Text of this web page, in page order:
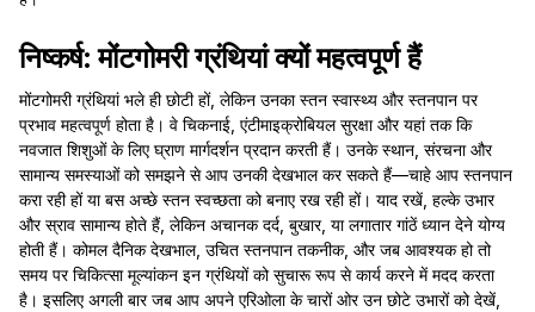
निष्कर्ष: मोंटगोमरी ग्रंथियां क्यों महत्वपूर्ण हैं
मोंटगोमरी ग्रंथियां भले ही छोटी हों, लेकिन उनका स्तन स्वास्थ्य और स्तनपान पर
प्रभाव महत्वपूर्ण होता है। वे चिकनाई, एंटीमाइक्रोबियल सुरक्षा और यहां तक कि
नवजात शिशुओं के लिए घ्राण मार्गदर्शन प्रदान करती हैं। उनके स्थान, संरचना और
सामान्य समस्याओं को समझने से आप उनकी देखभाल कर सकते हैं—चाहे आप स्तनपान
करा रही हों या बस अच्छे स्तन स्वच्छता को बनाए रख रही हों। याद रखें, हल्के उभार
और स्राव सामान्य होते हैं, लेकिन अचानक दर्द, बुखार, या लगातार गांठें ध्यान देने योग्य
होती हैं। कोमल दैनिक देखभाल, उचित स्तनपान तकनीक, और जब आवश्यक हो तो
समय पर चिकित्सा मूल्यांकन इन ग्रंथियों को सुचारू रूप से कार्य करने में मदद करता
है। इसलिए अगली बार जब आप अपने एरिओला के चारों ओर उन छोटे उभारों को देखें,